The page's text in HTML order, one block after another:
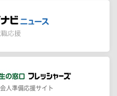
人準備応援サイト